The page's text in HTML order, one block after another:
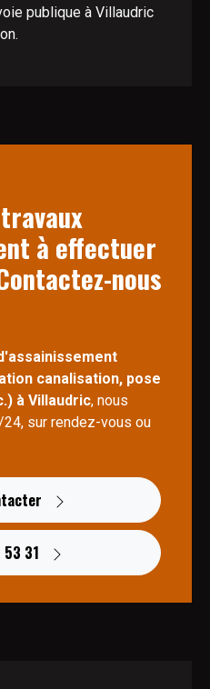
publique à Villaudric
à effectuer
nous
canalisation, pose
à Villaudric, nous
sur rendez-vous ou
53 31